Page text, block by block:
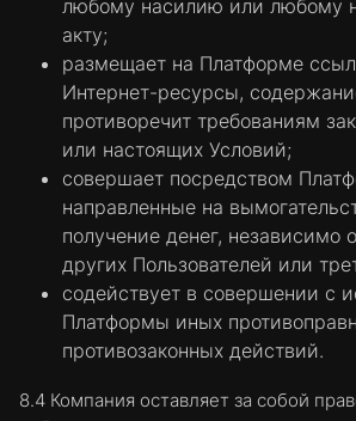
любому насилию или любому
акту;
размещает на Платформе
Интернет-ресурсы,
противоречит требованиям
или настоящих Условий;
совершает посредством
направленные на
получение денег, независимо
других Пользователей или
содействует в совершении с
Платформы иных
противозаконных действий.
8.4 Компания оставляет за собой
совершенствования нашего
предоставлять рекламу,
контент, созданные
лицами, на данном Сайте и
лиц, учитывая интересы
помогать Пользователю в
необходимой информации;
определять количество
как они используют наш сайт
повышения эффективности
наилучшего понимания
аудитории;
статистической информации